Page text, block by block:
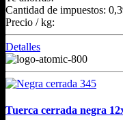
Cantidad de impuestos:
Precio / kg:
Detalles
Tuerca cerrada negra